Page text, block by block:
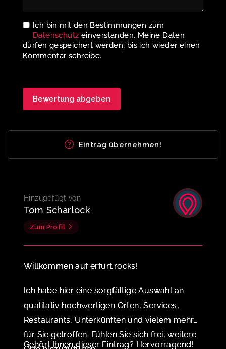
Ich bin mit den Bestimmungen zum
Datenschutz einverstanden. Meine Daten
dürfen gespeichert werden, bis ich wieder einen
Kommentar schreibe.
Eintrag übernehmen!
Hinzugefügt von
Tom Scharlock
Zum Profil
Willkommen auf erfurt.rocks!
Ich habe hier eine sorgfältige Auswahl an
qualitativ hochwertigen Orten, Services,
Restaurants, Unterkünften und vielem mehr
für Sie getroffen. Fühlen Sie sich frei, weitere
Gehört Ihnen dieser Eintrag? Hervorragend!